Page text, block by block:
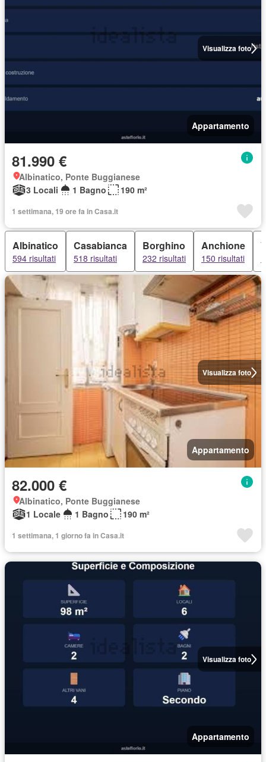
Visualizza foto
Appartamento
81.990 €
Albinatico, Ponte Buggianese
3 Locali
1 Bagno 190 m²
1 settimana, 19 ore fa in Casa.it
Albinatico
594 risultati
Casabianca
518 risultati
Borghino
232 risultati
Anchione
150 risultati
Visualizza foto
Appartamento
82.000 €
Albinatico, Ponte Buggianese
1 Locale
1 Bagno 190 m²
1 settimana, 1 giorno fa in Casa.it
Visualizza foto
Appartamento